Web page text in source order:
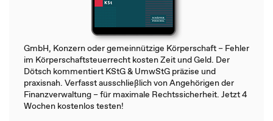
GmbH, Konzern oder gemeinnützige Körperschaft – Fehler
im Körperschaftsteuerrecht kosten Zeit und Geld. Der
Dötsch kommentiert KStG & UmwStG präzise und
praxisnah. Verfasst ausschließlich von Angehörigen der
Finanzverwaltung – für maximale Rechtssicherheit. Jetzt 4
Wochen kostenlos testen!